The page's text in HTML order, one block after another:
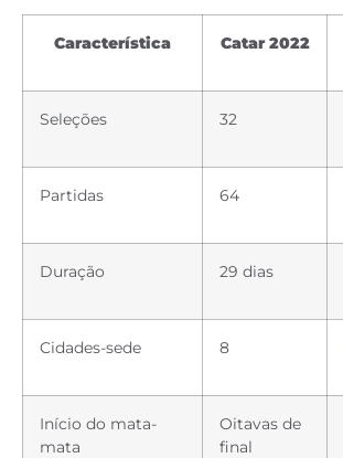
Característica Catar 2022
Seleções 32
Partidas 64
Duração 29 dias
Cidades-sede 8
Início do mata-
mata
Oitavas de
final